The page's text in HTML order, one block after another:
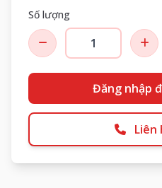
Số lượng
Đăng nhập
Liên